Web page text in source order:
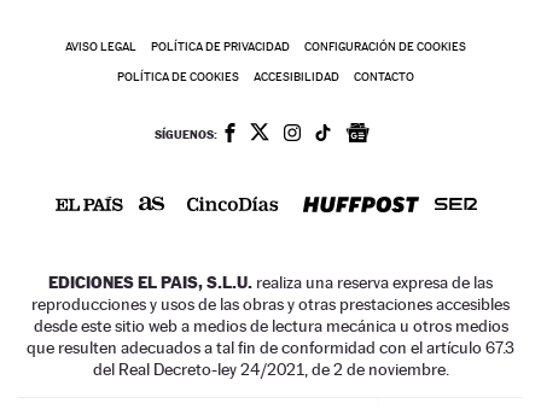
AVISO LEGAL POLÍTICA DE PRIVACIDAD CONFIGURACIÓN DE COOKIES
POLÍTICA DE COOKIES ACCESIBILIDAD CONTACTO
SÍGUENOS:
EDICIONES EL PAIS, S.L.U. realiza una reserva expresa de las
reproducciones y usos de las obras y otras prestaciones accesibles
desde este sitio web a medios de lectura mecánica u otros medios
que resulten adecuados a tal fin de conformidad con el artículo 67.3
del Real Decreto-ley 24/2021, de 2 de noviembre.